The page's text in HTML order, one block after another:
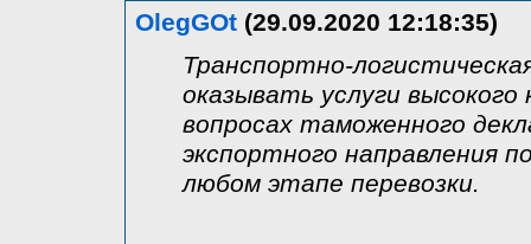
OlegGOt (29.09.2020 12:18:35)
Транспортно-
оказывать услуги
вопросах таможенного
экспортного направления
любом этапе перевозки.